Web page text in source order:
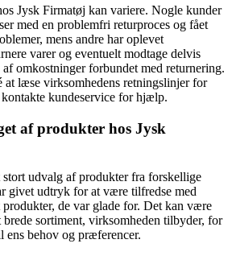
Jysk Firmatøj kan variere. Nogle kunder
med en problemfri returproces og fået
mens andre har oplevet
varer og eventuelt modtage delvis
omkostninger forbundet med returnering.
læse virksomhedens retningslinjer for
kundeservice for hjælp.
af produkter hos Jysk
udvalg af produkter fra forskellige
givet udtryk for at være tilfredse med
de var glade for. Det kan være
sortiment, virksomheden tilbyder, for
ens behov og præferencer.